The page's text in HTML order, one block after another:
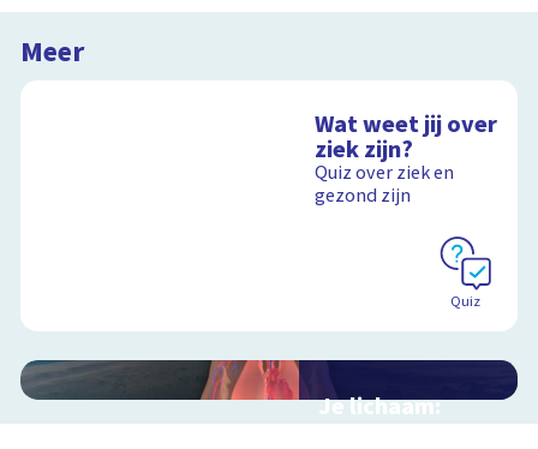
Meer
Wat weet jij over
ziek zijn?
Quiz over ziek en
gezond zijn
Quiz
Je lichaam:
organen